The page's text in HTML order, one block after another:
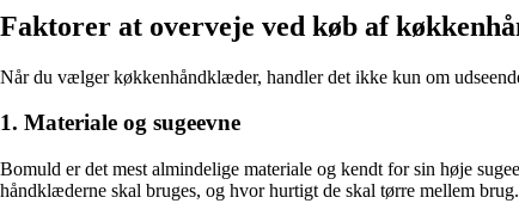
Faktorer at overveje ved køb af
Når du vælger køkkenhåndklæder, handler det ikke kun om
1. Materiale og sugeevne
Bomuld er det mest almindelige materiale og kendt for sin høje
håndklæderne skal bruges, og hvor hurtigt de skal tørre mellem brug.